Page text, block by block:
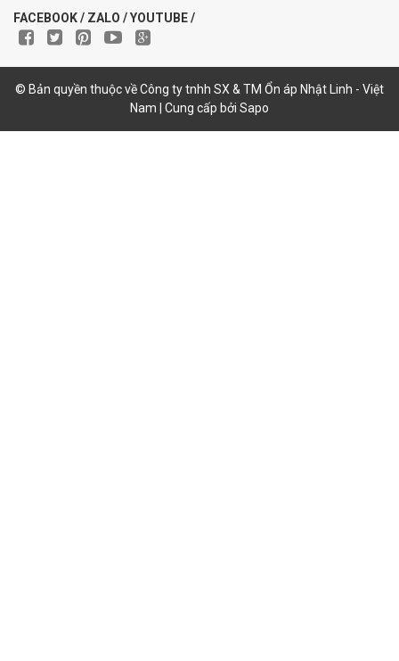
FACEBOOK / ZALO / YOUTUBE /
© Bản quyền thuộc về Công ty tnhh SX & TM Ổn áp Nhật Linh - Việt
Nam | Cung cấp bởi Sapo